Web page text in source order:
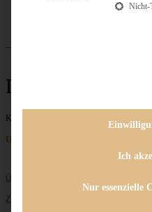
Lobster
Keine Beiträge gefunden
Unternehmen
ÜBER MICH
ZUSAMMENARBEIT
Nicht-
Ich
Nur essenzielle